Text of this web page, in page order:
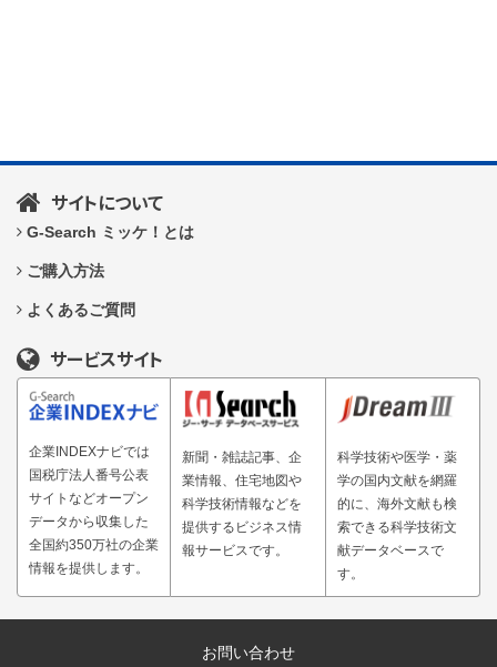
サイトについて
G-Search ミッケ！とは
ご購入方法
よくあるご質問
サービスサイト
企業INDEXナビでは
国税庁法人番号公表
サイトなどオープン
データから収集した
全国約350万社の企業
情報を提供します。
新聞・雑誌記事、企
業情報、住宅地図や
科学技術情報などを
提供するビジネス情
報サービスです。
科学技術や医学・薬
学の国内文献を網羅
的に、海外文献も検
索できる科学技術文
献データベースで
す。
お問い合わせ